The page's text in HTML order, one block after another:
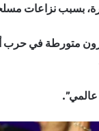
بسبب نزاعات
متورطة في
عالمي”.